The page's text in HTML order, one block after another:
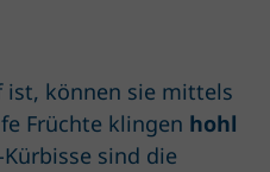
ist, können sie mittels
Früchte klingen hohl
sind die